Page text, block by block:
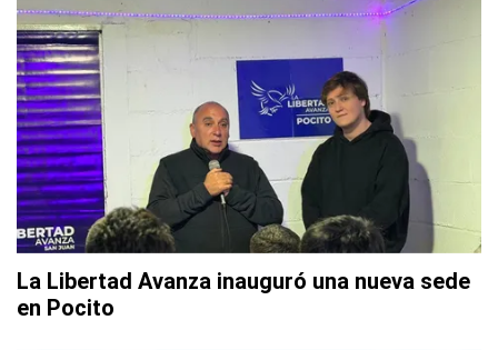
La Libertad Avanza inauguró una nueva sede
en Pocito